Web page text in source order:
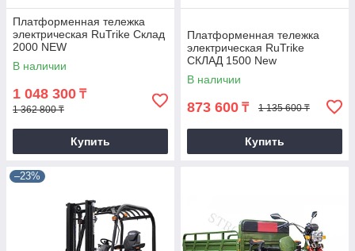
Платформенная тележка
электрическая RuTrike Склад
2000 NEW
В наличии
1 048 300 ₸
1 362 800 ₸
Купить
Платформенная тележка
электрическая RuTrike
СКЛАД 1500 New
В наличии
873 600 ₸ 1 135 600 ₸
Купить
–23%